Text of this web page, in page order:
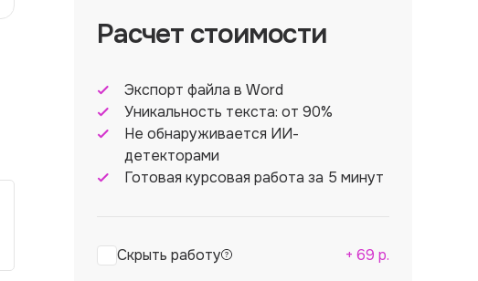
Расчет стоимости
Экспорт файла в Word
Уникальность текста: от 90%
Не обнаруживается ИИ-
детекторами
Готовая курсовая работа за 5 минут
Скрыть работу + 69 р.